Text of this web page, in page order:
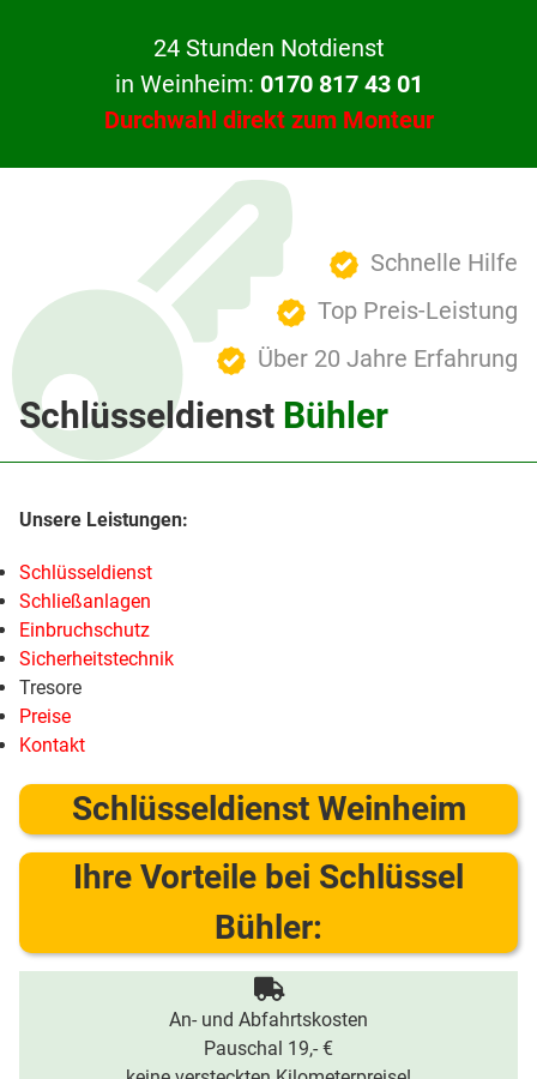
24 Stunden Notdienst
in Weinheim: 0170 817 43 01
Durchwahl direkt zum Monteur
Schnelle Hilfe
Top Preis-Leistung
Über 20 Jahre Erfahrung
Schlüsseldienst Bühler
Schlüsseldienst
Schließanlagen
Einbruchschutz
Sicherheitstechnik
Tresore
Preise
Kontakt
Schlüsseldienst Weinheim
Ihre Vorteile bei Schlüssel
Bühler:
An- und Abfahrtskosten
Pauschal 19,- €